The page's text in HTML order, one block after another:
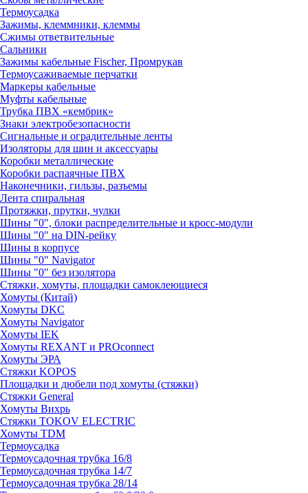
Термоусадка
Зажимы, клеммники, клеммы
Сжимы ответвительные
Сальники
Зажимы кабельные Fischer, Промрукав
Термоусаживаемые перчатки
Маркеры кабельные
Муфты кабельные
Трубка ПВХ «кембрик»
Знаки электробезопасности
Сигнальные и оградительные ленты
Изоляторы для шин и аксессуары
Коробки металлические
Коробки распаячные ПВХ
Наконечники, гильзы, разъемы
Лента спиральная
Протяжки, прутки, чулки
Шины "0", блоки распределительные и кросс-модули
Шины "0" на DIN-рейку
Шины в корпусе
Шины "0" Navigator
Шины "0" без изолятора
Стяжки, хомуты, площадки самоклеющиеся
Хомуты (Китай)
Хомуты DKC
Хомуты Navigator
Хомуты IEK
Хомуты REXANT и PROconnect
Хомуты ЭРА
Стяжки KOPOS
Площадки и дюбели под хомуты (стяжки)
Стяжки General
Хомуты Вихрь
Стяжки TOKOV ELECTRIC
Хомуты TDM
Термоусадка
Термоусадочная трубка 16/8
Термоусадочная трубка 14/7
Термоусадочная трубка 28/14